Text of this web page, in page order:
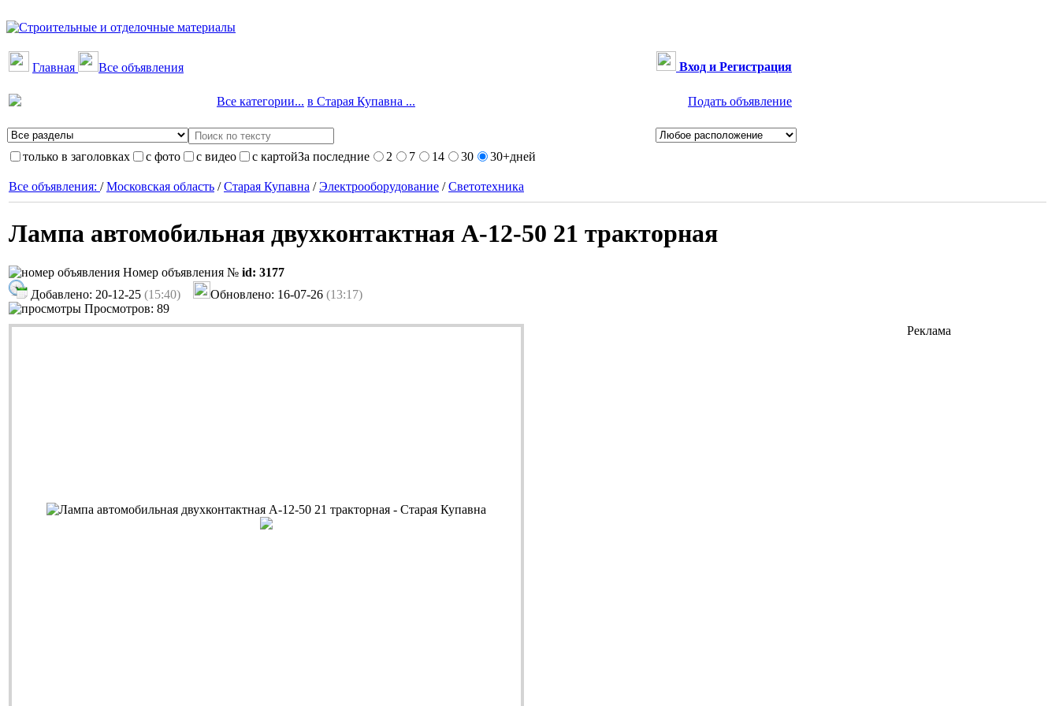
Главная Все объявления Вход и Регистрация
Все категории... в Старая Купавна ... Подать объявление
только в заголовках с фото с видео с картойЗа последние 2 7 14 30 30+дней
Все объявления: /Московская область /Старая Купавна /Электрооборудование /Светотехника
Лампа автомобильная двухконтактная А-12-50 21 тракторная
Номер объявления № id: 3177
Добавлено: 20-12-25 (15:40) Обновлено: 16-07-26 (13:17)
Просмотров: 89
Реклама